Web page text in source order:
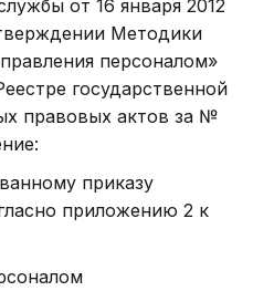
от 16 января 2012
Методики
персоналом»
государственной
правовых актов за №
приказу
приложению 2 к